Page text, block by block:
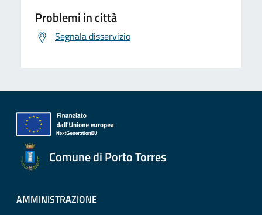
Problemi in città
Segnala disservizio
Comune di Porto Torres
AMMINISTRAZIONE